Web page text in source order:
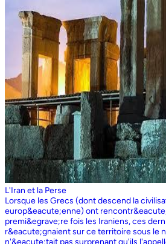
L'Iran et la Perse
Lorsque les Grecs (dont descend la civilisation europ&eacute;enne) ont rencontr&eacute; pour la premi&egrave;re fois les Iraniens, ces derniers r&eacute;gnaient sur ce territoire sous le nom d'Empire perse. Il n'&eacute;tait pas surprenant qu'ils l'appellent "Perse" tandis que les Perses, qui sont entr&eacute;s en contact pour la premi&egrave;re fois avec les Grecs ioniens, appelaient l'ensemble du territoire grec "Ionie". Aujourd'hui encore, les Iraniens utilisent le nom d'Ionie pour d&eacute;signer la Gr&egrave;ce (Yunan). La Perse ne faisait partie de l'Iran que dans la mesure o&ugrave; les Perses constituaient une partie du peuple iranien. Pourtant, elle avait parfois un sens encore plus large que l'Iran, car ce que l'on appelait historiquement la Perse ou l'empire perse comprenait non seulement un territoire beaucoup plus vaste que l'Iran actuel, mais aussi des pays et des peuples non iraniens comme l'&Eacute;gypte. "Perse" est rest&eacute; le terme europ&eacute;en pour l'Iran jusqu'en 1935, date &agrave; laquelle le gouvernement iranien a insist&eacute; pour que tous les pays appellent officiellement le pays par ce dernier nom. Mais le terme "Perse" a surv&eacute;cu et, encore aujourd'hui, pour de nombreux Occidentaux, la "Perse" a une connotation historique et culturelle beaucoup plus large que celle v&eacute;hicul&eacute;e par le terme "Iran", qu'ils confondaient parfois avec l'Irak. Beaucoup ne savent plus que l'Iran et la Perse sont la m&ecirc;me chose, pensant que l'Iran est aussi un pays arabe ! L'Iran actuel fait partie du plateau iranien, beaucoup plus vaste, dont l'ensemble a parfois fait partie de l'empire perse. Le pays est vaste, plus grand que le Royaume-Uni, la France, l'Espagne et l'Allemagne r&eacute;unis. Il est accident&eacute; et aride et, &agrave; l'exception de deux r&eacute;gions de plaine, il est constitu&eacute; de montagnes et de d&eacute;serts. Il y a deux grandes rang&eacute;es de montagnes, l'Alborz au nord, qui s'&eacute;tend du Caucase au nord-ouest jusqu'au Khorasan &agrave; l'est, et le Zagros, qui s'&eacute;tend de l'ouest au sud-est. Les grands d&eacute;serts, Dasht-e-Kavir et Dasht-e-Lut, tous deux situ&eacute;s &agrave; l'est, sont pratiquement inhabitables. Les deux r&eacute;gions de plaine sont le littoral de la mer Caspienne, qui se trouve au-dessous du niveau de la mer, a un climat subtropical et est couvert de for&ecirc;ts tropicales, et la plaine du Khuzestan au sud-ouest, qui est une continuation des terres fertiles de la M&eacute;sopotamie et est arros&eacute;e par le seul grand fleuve d'Iran, le Karun. Ainsi, la terre est abondante mais l'eau est rare, contrairement &agrave; un pays comme la Hollande o&ugrave; la terre est rare mais l'eau abondante. La raret&eacute; de l'eau a jou&eacute; un r&ocirc;le majeur non seulement en influen&ccedil;ant la nature et les syst&egrave;mes de l'agriculture iranienne, mais aussi un certain nombre de facteurs sociologiques cl&eacute;s, y compris la cause et la nature des &Eacute;tats iraniens. L'&eacute;tendue des montagnes et du d&eacute;sert a naturellement divis&eacute; la population iranienne en groupes relativement isol&eacute;s. Mais l'aridit&eacute; a jou&eacute; un r&ocirc;le encore plus important &agrave; cet &eacute;gard, et ce au niveau des plus petites unit&eacute;s sociales. Dans la majeure partie du pays, l'agriculture et l'&eacute;levage du b&eacute;tail n'&eacute;taient possibles que l&agrave; o&ugrave; l'eau de pluie naturelle, un petit ruisseau, un canal d'eau souterrain, appel&eacute; Qanat, ou une combinaison de ces &eacute;l&eacute;ments fournissait l'approvisionnement minimal n&eacute;cessaire en eau. Le Qanat ou Kariz est un d&eacute;veloppement ing&eacute;nieux des temps anciens, qui remonte &agrave; bien avant la fondation de l'empire perse. &Agrave; partir d'une nappe phr&eacute;atique existante dans les hautes terres, un tunnel est creus&eacute; sous le sol, en pente descendante vers les basses terres (pr&egrave;s des fermes environnantes) o&ugrave; il remonte &agrave; la surface. L'eau qui s'&eacute;coule de la source par gravit&eacute; est ensuite distribu&eacute;e par d'&eacute;troits canaux l&agrave; o&ugrave; elle est n&eacute;cessaire pour l'irrigation et d'autres usages. Le peuple iranien &Agrave; l'origine, les Iraniens &eacute;taient plus une ethnie qu'une nation et les perses se comptaient comme un groupe parmi un bon nombre des Iraniens. A part le pays qui s'appelle aujourd'hui l'Iran, l'Afghanistan et le Tadjikistan appartiennent &eacute;galement &agrave; un territoire iranien plus large dans leurs concepts historiques et culturels. En plus la domaine culturelle iranienne d&eacute;passe encore plus loin que la fronti&egrave;re de l&rsquo;ensemble de ces trois pays et s'&eacute;tendant jusqu&rsquo;au cot&eacute; nordique de l'Inde, l'Ouzb&eacute;kistan, le Turkm&eacute;nistan, le Caucase et l'Anatolie : Aujourd&rsquo;hui , c&rsquo;est ce que l&rsquo;on appelle &lsquo;&rsquo; Monde Persan&rsquo;&rsquo; La langue persane est une des langues iraniennes, alors qu&rsquo;il en existe d'autres vari&eacute;t&eacute;s dont le kurde et le pashto. En Iran, certaines langues locales sont encore parl&eacute;es en tant que des langues vivantes tandis que d&rsquo;autre langues r&eacute;gionales que l&rsquo;iranienne sont &eacute;galement parl&eacute;s en Iran tels que le turc et l&rsquo;arabe. En plus, d'autres formats de la langue persane sont parl&eacute;es en Afghanistan et au Tadjikistan, si bien que les r&eacute;sidents dans ces trois pays arrivent &agrave; se comprendre lors de la conversation et de la communication litt&eacute;raire. Egalement d'autres dialectes persans sont parl&eacute;s en Iran. A vraie dire , n&rsquo;importe quel argument &agrave; propos de l&rsquo;histoire de l&rsquo;Iran, de son &eacute;conomie et de sa politique ne serait pas raisonnable sauf qu&rsquo;on puisse tenir en compte les nomades qui ont &eacute;tabli leurs royaume &agrave; partir de l&rsquo;&eacute;poque des Perses au Qajars qui r&eacute;gnaient jusuq&rsquo;aux20&egrave;me si&egrave;cle. Suit &agrave; la recherches des p&acirc;turages encore plus verts et des sols fertils, diff&eacute;rents &eacute;thnies comme le turques, sont partis vers les r&eacute;gions au nord, nord-est et l&rsquo;est de la Perse . Apr&egrave;s avoir s&rsquo;h&eacute;berger , ils fallait qu&rsquo;ils se pr&eacute;par&egrave;rent pour faire face aux &eacute;nemies etrang&egrave;res . La s&egrave;cheresse, l&rsquo;aridit&eacute; et la densit&eacute; de la population dan leurs propres r&eacute;gions fut la cause de l&rsquo;immigration vers la Perse. D&rsquo;autre part la manqu&eacute; de la pluie et l&rsquo;aridit&eacute; en Iran causait la miragartion des gens vers des r&eacute;gions plus verts : ils se d&eacute;pla&ccedil;aient tous les ann&eacute;es, pour aller vers les r&eacute;gions o&ugrave; il faisait agr&eacute;able pendant l&rsquo;hiver et des r&eacute;gions o&ugrave; le climat faisait moins chaud au cours de l&rsquo;&eacute;t&eacute;. En comparaison avec les les s&eacute;dentaires, les nomades ont des puissances militaires et ils sont plus dynamiques, et plus nombreux que les villageoises qu'ils attaquaient. Ces particularit&eacute;s permettent &agrave; une tribu ou &agrave; un ensemble de tribus de faire diriger les autres vers la formation d&rsquo;un &eacute;tat central : Ensuite il faisait les n&eacute;cessaires pour collecter directement ou via un moyen indirect, la totalit&eacute; des produits agricoles exc&eacute;dentaires pour fournir les affaires financi&egrave;res. Ainsi il devient un &eacute;tat central et capable &agrave; taille de contr&ocirc;ler, d'administrer et de d&eacute;fendre ses vastes territoires. La plupart des souverains iraniens se d&eacute;pla&ccedil;aient la plupart du temps et cette caract&eacute;ristique est racin&eacute; dans leurs origines et leurs esprits. Par exemple les Ach&eacute;m&eacute;nides dirigeaient leurs trois capitales et se d&eacute;pla&ccedil;aient entre : Suse, Pers&eacute;polis et Ecbatane et parfois quatre si on fait inclure la Babylon. D&egrave;s le d&eacute;but ; tous les gouvernements iraniens jusqu&rsquo;au 20&egrave;me si&egrave;cle, on &eacute;t&eacute; fond&eacute;s par des tribus nomades et apr&egrave;s avoir &ecirc;tre uni au sein du gouvernement , il fallait se pr&eacute;parer pour faire face aux d&eacute;fis comme l&rsquo;invasion des nomades dans le pays et ceux qui pourraient attaquer depuis des terres au-del&agrave; des fronti&egrave;res. D'une mani&egrave;re historique, l'Iran a &eacute;t&eacute; le carrefour entre l'Asie et l'Europe, l'Est et l'Ouest. Les personnes, les biens ainsi que les croyances, les normes et produits culturels y sont pass&eacute;s, g&eacute;n&eacute;ralement d'est en ouest, mais pas toujours. L'influence orientale &eacute;tait telle que beaucoup des anciens mythes et l&eacute;gendes iraniens provenaient des terres orientales de l'Iran, bien que l'islam et les Arabes soient venus de la direction oppos&eacute;e. Cette situation g&eacute;ographique particuli&egrave;re a donn&eacute; lieu &agrave; ce